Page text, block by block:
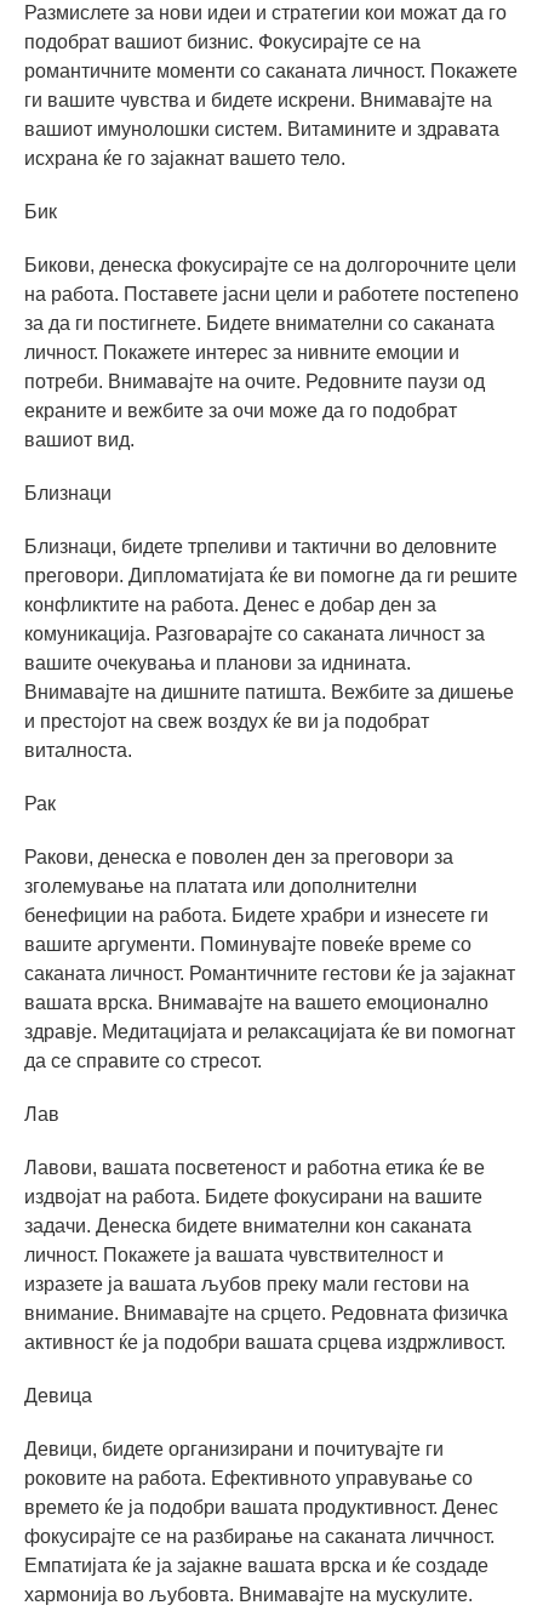
Размислете за нови идеи и стратегии кои можат да го
подобрат вашиот бизнис. Фокусирајте се на
романтичните моменти со саканата личност. Покажете
ги вашите чувства и бидете искрени. Внимавајте на
вашиот имунолошки систем. Витамините и здравата
исхрана ќе го зајакнат вашето тело.
Бик
Бикови, денеска фокусирајте се на долгорочните цели
на работа. Поставете јасни цели и работете постепено
за да ги постигнете. Бидете внимателни со саканата
личност. Покажете интерес за нивните емоции и
потреби. Внимавајте на очите. Редовните паузи од
екраните и вежбите за очи може да го подобрат
вашиот вид.
Близнаци
Близнаци, бидете трпеливи и тактични во деловните
преговори. Дипломатијата ќе ви помогне да ги решите
конфликтите на работа. Денес е добар ден за
комуникација. Разговарајте со саканата личност за
вашите очекувања и планови за иднината.
Внимавајте на дишните патишта. Вежбите за дишење
и престојот на свеж воздух ќе ви ја подобрат
виталноста.
Рак
Ракови, денеска е поволен ден за преговори за
зголемување на платата или дополнителни
бенефиции на работа. Бидете храбри и изнесете ги
вашите аргументи. Поминувајте повеќе време со
саканата личност. Романтичните гестови ќе ја зајакнат
вашата врска. Внимавајте на вашето емоционално
здравје. Медитацијата и релаксацијата ќе ви помогнат
да се справите со стресот.
Лав
Лавови, вашата посветеност и работна етика ќе ве
издвојат на работа. Бидете фокусирани на вашите
задачи. Денеска бидете внимателни кон саканата
личност. Покажете ја вашата чувствителност и
изразете ја вашата љубов преку мали гестови на
внимание. Внимавајте на срцето. Редовната физичка
активност ќе ја подобри вашата срцева издржливост.
Девица
Девици, бидете организирани и почитувајте ги
роковите на работа. Ефективното управување со
времето ќе ја подобри вашата продуктивност. Денес
фокусирајте се на разбирање на саканата личчност.
Емпатијата ќе ја зајакне вашата врска и ќе создаде
хармонија во љубовта. Внимавајте на мускулите.